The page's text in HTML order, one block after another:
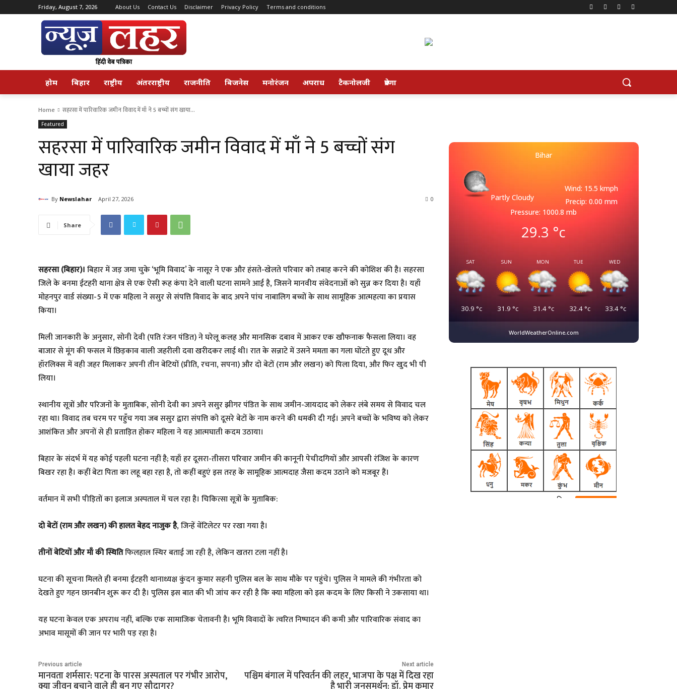
Friday, August 7, 2026 About Us Contact Us Disclaimer Privacy Policy Terms and conditions
होम बिहार राष्ट्रीय अंतरराष्ट्रीय राजनीति बिजनेस मनोरंजन अपराध टैकनोलजी प्रेरणा
Home सहरसा में पारिवारिक जमीन विवाद में माँ ने 5 बच्चों संग खाया...
Featured
सहरसा में पारिवारिक जमीन विवाद में माँ ने 5 बच्चों संग
खाया जहर
By Newslahar April 27, 2026 0
Share
सहरसा (बिहार)।बिहार में जड़ जमा चुके ‘भूमि विवाद’ के नासूर ने एक और हंसते-खेलते परिवार को तबाह करने की कोशिश की है। सहरसा
जिले के बनमा ईटहरी थाना क्षेत्र से एक ऐसी रूह कंपा देने वाली घटना सामने आई है, जिसने मानवीय संवेदनाओं को सुन्न कर दिया है। यहाँ
मोहनपुर वार्ड संख्या-5 में एक महिला ने ससुर से संपत्ति विवाद के बाद अपने पांच नाबालिग बच्चों के साथ सामूहिक आत्महत्या का प्रयास
किया।
​मिली जानकारी के अनुसार, सोनी देवी (पति रंजन पंडित) ने घरेलू कलह और मानसिक दबाव में आकर एक खौफनाक फैसला लिया। वह
बाजार से मूंग की फसल में छिड़काव वाली जहरीली दवा खरीदकर लाई थी। रात के सन्नाटे में उसने ममता का गला घोंटते हुए दूध और
हॉरलिक्स में वही जहर मिलाकर अपनी तीन बेटियों (प्रीति, रचना, सपना) और दो बेटों (राम और लखन) को पिला दिया, और फिर खुद भी पी
लिया।
​स्थानीय सूत्रों और परिजनों के मुताबिक, सोनी देवी का अपने ससुर झीगर पंडित के साथ जमीन-जायदाद को लेकर लंबे समय से विवाद चल
रहा था। विवाद तब चरम पर पहुँच गया जब ससुर द्वारा संपत्ति को दूसरे बेटों के नाम करने की धमकी दी गई। अपने बच्चों के भविष्य को लेकर
आशंकित और अपनों से ही प्रताड़ित होकर महिला ने यह आत्मघाती कदम उठाया।
​बिहार के संदर्भ में यह कोई पहली घटना नहीं है; यहाँ हर दूसरा-तीसरा परिवार जमीन की कानूनी पेचीदगियों और आपसी रंजिश के कारण
बिखर रहा है। कहीं बेटा पिता का लहू बहा रहा है, तो कहीं बहुएं इस तरह के सामूहिक आत्मदाह जैसा कदम उठाने को मजबूर हैं।
​वर्तमान में सभी पीड़ितों का इलाज अस्पताल में चल रहा है। चिकित्सा सूत्रों के मुताबिक:
दो बेटों (राम और लखन) की हालत बेहद नाजुक है, जिन्हें वेंटिलेटर पर रखा गया है।
तीनों बेटियों और माँ की स्थितिफिलहाल स्थिर बताई जा रही है, लेकिन खतरा टला नहीं है।
घटना की सूचना मिलते ही बनमा ईटहरी थानाध्यक्ष कुंदन कुमार सहनी पुलिस बल के साथ मौके पर पहुंचे। पुलिस ने मामले की गंभीरता को
देखते हुए गहन छानबीन शुरू कर दी है। पुलिस इस बात की भी जांच कर रही है कि क्या महिला को इस कदम के लिए किसी ने उकसाया था।
यह घटना केवल एक अपराध नहीं, बल्कि एक सामाजिक चेतावनी है। भूमि विवादों के त्वरित निष्पादन की कमी और पारिवारिक संवाद का
अभाव मासूमों की जान पर भारी पड़ रहा है।
Previous article
मानवता शर्मसार: पटना के पारस अस्पताल पर गंभीर आरोप,
Next article
पश्चिम बंगाल में परिवर्तन की लहर, भाजपा के पक्ष में दिख रहा
Bihar
Partly Cloudy
Wind: 15.5 kmph
Precip: 0.00 mm
Pressure: 1000.8 mb
29.3 °c
SAT
30.9 °c
SUN
31.9 °c
MON
31.4 °c
TUE
32.4°c
WED
33.4 °c
WorldWeatherOnline.com